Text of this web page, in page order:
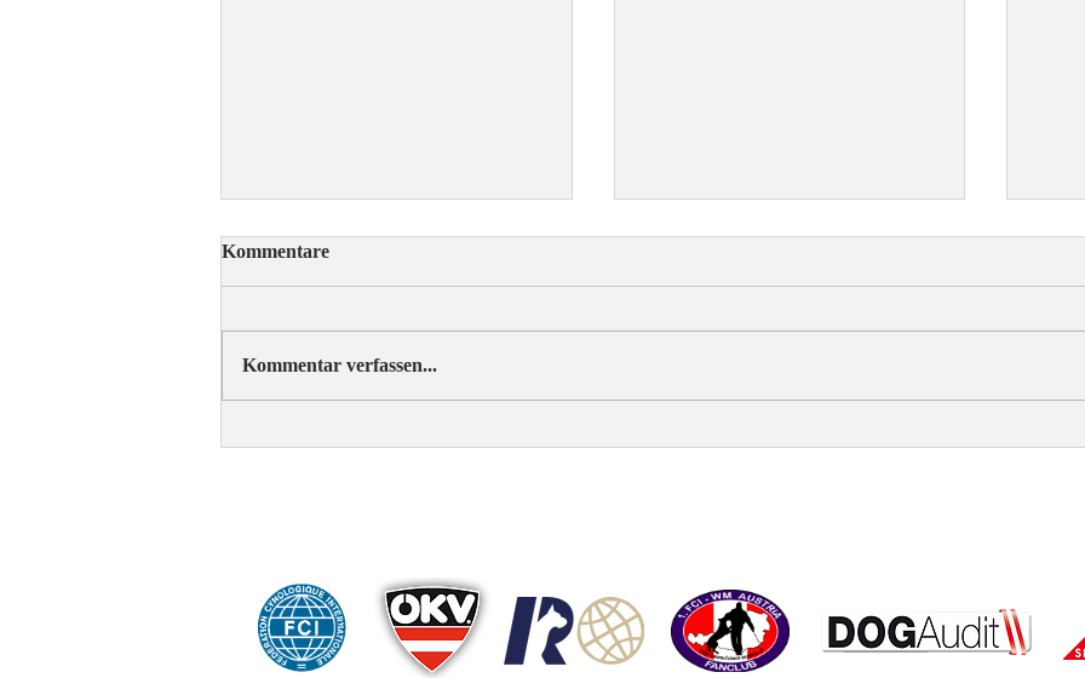
ÖRV-News Juliausgabe
Kommentare
Kommentar verfassen...